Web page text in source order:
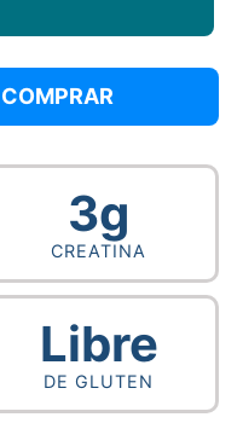
3g
CREATINA
Libre
DE GLUTEN